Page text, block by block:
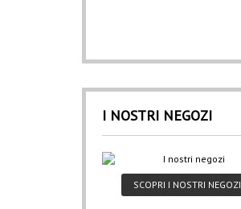
I NOSTRI NEGOZI
SCOPRI I NOSTRI NEGOZI